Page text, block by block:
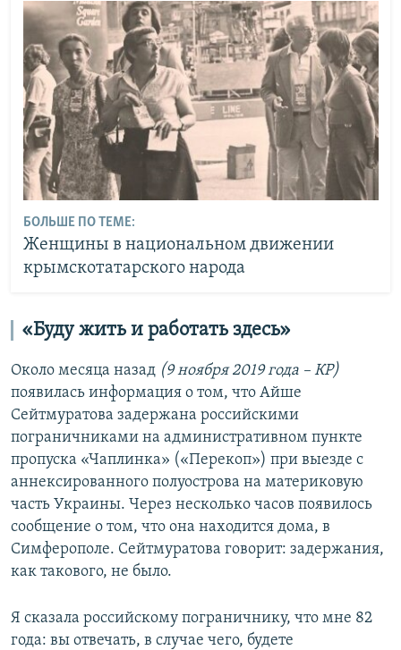
БОЛЬШЕ ПО ТЕМЕ:
Женщины в национальном движении
крымскотатарского народа
«Буду жить и работать здесь»
Около месяца назад (9 ноября 2019 года – КР)
появилась информация о том, что Айше
Сейтмуратова задержана российскими
пограничниками на административном пункте
пропуска «Чаплинка» («Перекоп») при выезде с
аннексированного полуострова на материковую
часть Украины. Через несколько часов появилось
сообщение о том, что она находится дома, в
Симферополе. Сейтмуратова говорит: задержания,
как такового, не было.
Я сказала российскому пограничнику, что мне 82
года: вы отвечать, в случае чего, будете